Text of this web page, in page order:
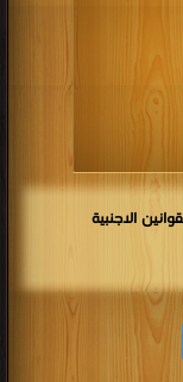
الاجنبية